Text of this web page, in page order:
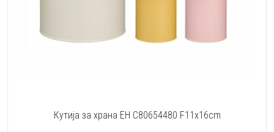
Кутија за храна EH C80654480 F11x16cm